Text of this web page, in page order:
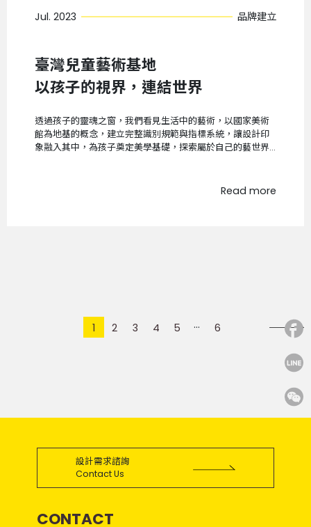
Jul. 2023 品牌建立
臺灣兒童藝術基地
以孩子的視界，連結世界
透過孩子的靈魂之窗，我們看見生活中的藝術，以國家美術
館為地基的概念，建立完整識別規範與指標系統，讓設計印
象融入其中，為孩子奠定美學基礎，探索屬於自己的藝世界
Read more
1 2 3 4 5 6
設計需求諮詢
Contact Us
CONTACT